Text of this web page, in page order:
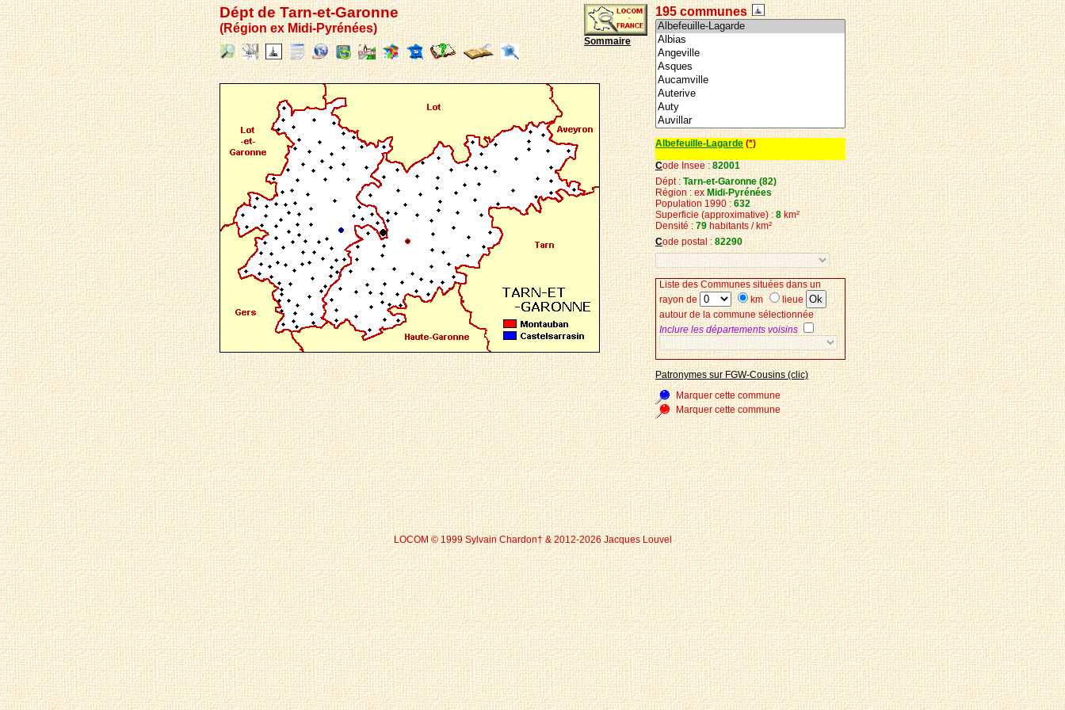
Dépt de Tarn-et-Garonne
(Région ex Midi-Pyrénées)
Sommaire
195 communes
Albefeuille-Lagarde (*)
Code Insee :82001
Dépt : Tarn-et-Garonne (82)
Région : ex Midi-Pyrénées
Population 1990 : 632
Superficie (approximative) : 8 km²
Densité : 79 habitants / km²
Code postal :82290
Liste desCommunes situées dans un
rayon de km
lieue
autour de la commune sélectionnée
Inclure les départements voisins
Patronymes sur FGW-Cousins (clic)
Marquer cette commune
Marquer cette commune
LOCOM © 1999 Sylvain Chardon† & 2012-2026 Jacques Louvel